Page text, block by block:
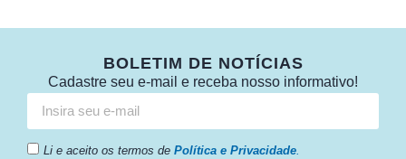
BOLETIM DE NOTÍCIAS
Cadastre seu e-mail e receba nosso informativo!
Li e aceito os termos de Política e Privacidade.